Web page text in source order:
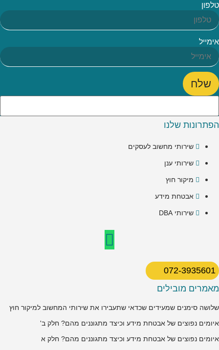
טלפון
אימייל
שלח
הפתרונות שלנו
שירותי מחשוב לעסקים
שירותי ענן
מיקור חוץ
אבטחת מידע
שירותי DBA
072-3935601
מאמרים מובילים
שלושה סימנים שמעידים שכדאי שתעבירו את שירותי המחשוב למיקור חוץ
איומים נפוצים של אבטחת מידע וכיצד מתגוננים מהם? חלק ב'
איומים נפוצים של אבטחת מידע וכיצד מתגוננים מהם? חלק א